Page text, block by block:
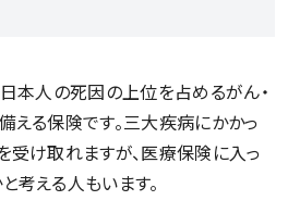
一覧を見る
本人の死因の上位を占めるがん・
える保険です。三大疾病にかかっ
受け取れますが、医療保険に入っ
考える人もいます。